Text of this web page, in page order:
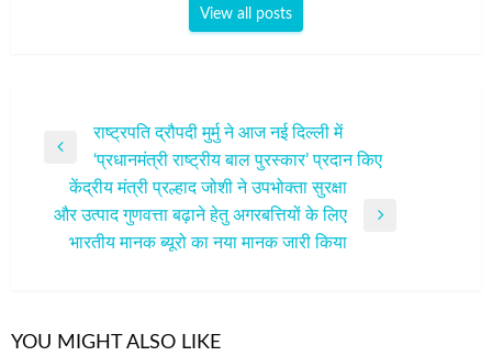
View all posts
नेविगेशन
Previous
Post
राष्ट्रपति द्रौपदी मुर्मु ने आज नई दिल्ली में
‘प्रधानमंत्री राष्ट्रीय बाल पुरस्कार’ प्रदान किए
केंद्रीय मंत्री प्रल्हाद जोशी ने उपभोक्ता सुरक्षा
और उत्पाद गुणवत्ता बढ़ाने हेतु अगरबत्तियों के लिए
भारतीय मानक ब्यूरो का नया मानक जारी किया
YOU MIGHT ALSO LIKE